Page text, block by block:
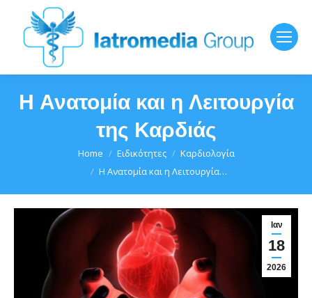
Η Ανατομία και η Λειτουργία
της Καρδιάς
Home Ειδικότητες
Καρδιολογία
Η Ανατομία και η Λειτουργία…
Ιαν
18
2026